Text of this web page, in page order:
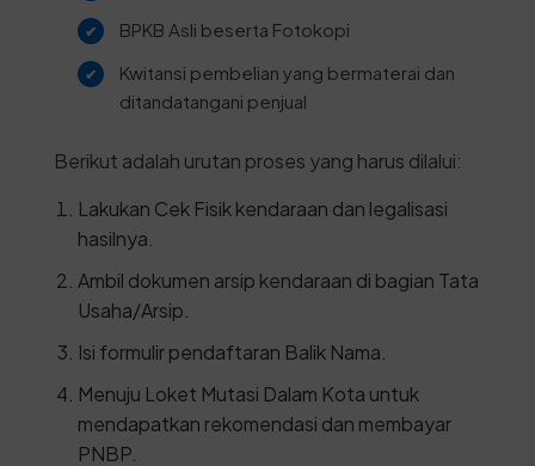
BPKB Asli beserta Fotokopi
Kwitansi pembelian yang bermaterai dan
ditandatangani penjual
Berikut adalah urutan proses yang harus dilalui:
Lakukan Cek Fisik kendaraan dan legalisasi
hasilnya.
Ambil dokumen arsip kendaraan di bagian Tata
Usaha/Arsip.
Isi formulir pendaftaran Balik Nama.
Menuju Loket Mutasi Dalam Kota untuk
mendapatkan rekomendasi dan membayar
PNBP.